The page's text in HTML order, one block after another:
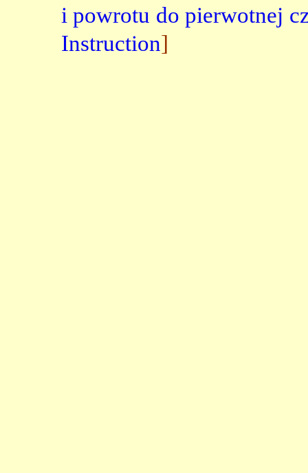
i powrotu do pierwotnej
Instruction]